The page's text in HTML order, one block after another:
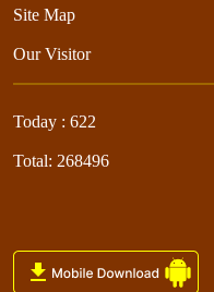
Site Map
Our Visitor
Today : 622
Total: 268496